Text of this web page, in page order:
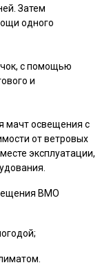
Затем
одного
с помощью
и
мачт освещения с
от ветровых
эксплуатации,
ВМО